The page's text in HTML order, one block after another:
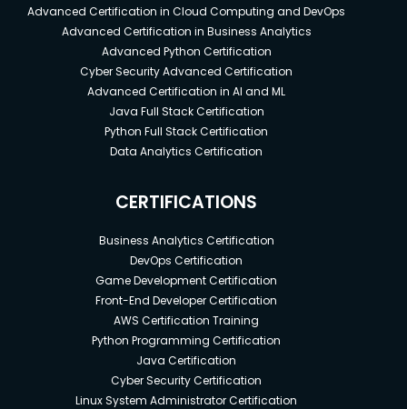
Advanced Certification in Cloud Computing and DevOps
Advanced Certification in Business Analytics
Advanced Python Certification
Cyber Security Advanced Certification
Advanced Certification in AI and ML
Java Full Stack Certification
Python Full Stack Certification
Data Analytics Certification
CERTIFICATIONS
Business Analytics Certification
DevOps Certification
Game Development Certification
Front-End Developer Certification
AWS Certification Training
Python Programming Certification
Java Certification
Cyber Security Certification
Linux System Administrator Certification